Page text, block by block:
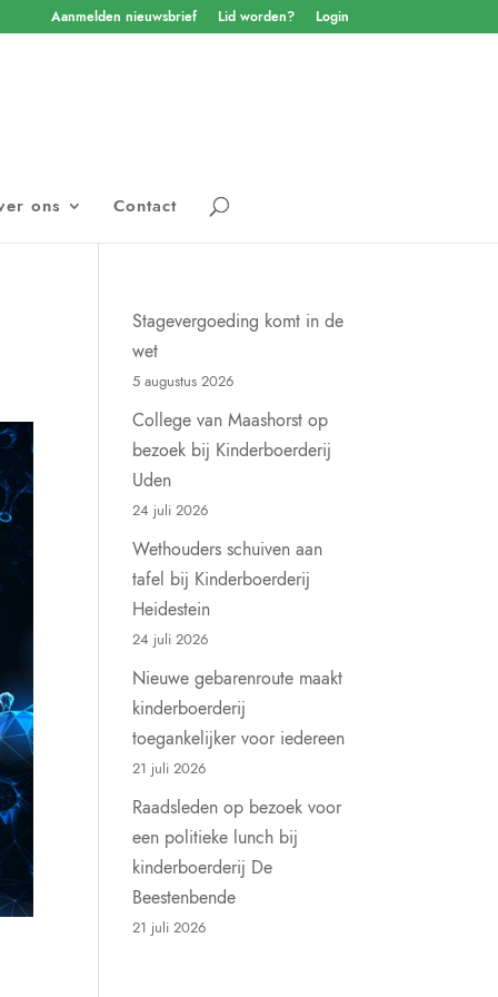
Aanmelden nieuwsbrief Lid worden? Login
ons Contact
Stagevergoeding komt in de
wet
5 augustus 2026
College van Maashorst op
bezoek bij Kinderboerderij
Uden
24 juli 2026
Wethouders schuiven aan
tafel bij Kinderboerderij
Heidestein
24 juli 2026
Nieuwe gebarenroute maakt
kinderboerderij
toegankelijker voor iedereen
21 juli 2026
Raadsleden op bezoek voor
een politieke lunch bij
kinderboerderij De
Beestenbende
21 juli 2026